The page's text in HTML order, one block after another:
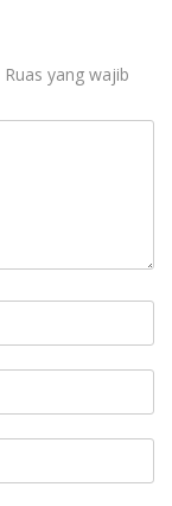
Ruas yang wajib